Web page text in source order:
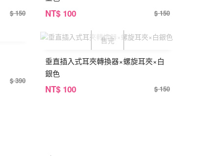
$ 150 NT$ 100 $ 150
$ 390
垂直插入式耳夾轉換器×螺旋耳夾×白
銀色
NT$ 100 $ 150